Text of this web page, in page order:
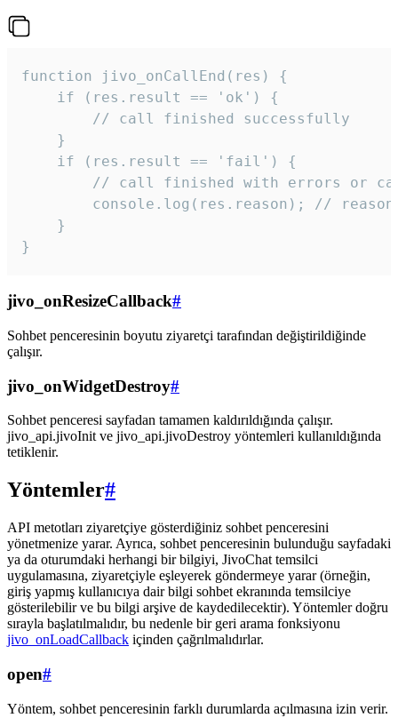
function jivo_onCallEnd(res) {
    if (res.result == 'ok') {
        // call finished successfully
    }
    if (res.result == 'fail') {
// call finished with errors or
console.log(res.reason); //
    }
}
jivo_onResizeCallback#
Sohbet penceresinin boyutu ziyaretçi tarafından değiştirildiğinde
çalışır.
jivo_onWidgetDestroy#
Sohbet penceresi sayfadan tamamen kaldırıldığında çalışır.
jivo_api.jivoInit ve jivo_api.jivoDestroy yöntemleri kullanıldığında
tetiklenir.
Yöntemler#
API metotları ziyaretçiye gösterdiğiniz sohbet penceresini
yönetmenize yarar. Ayrıca, sohbet penceresinin bulunduğu sayfadaki
ya da oturumdaki herhangi bir bilgiyi, JivoChat temsilci
uygulamasına, ziyaretçiyle eşleyerek göndermeye yarar (örneğin,
giriş yapmış kullanıcıya dair bilgi sohbet ekranında temsilciye
gösterilebilir ve bu bilgi arşive de kaydedilecektir). Yöntemler doğru
sırayla başlatılmalıdır, bu nedenle bir geri arama fonksiyonu
jivo_onLoadCallback içinden çağrılmalıdırlar.
open#
Yöntem, sohbet penceresinin farklı durumlarda açılmasına izin verir.